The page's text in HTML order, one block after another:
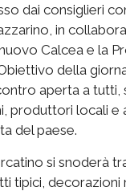
dai consiglieri
in
Calcea e la
della
aperta a
produttori locali e
del paese.
si snoderà
tipici, decorazioni